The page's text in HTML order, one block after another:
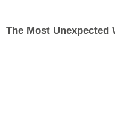
The Most Unexpected